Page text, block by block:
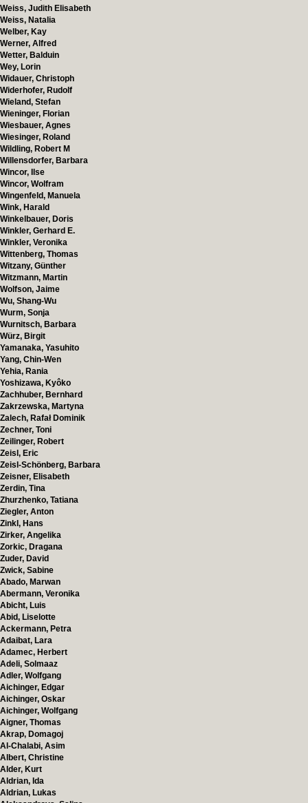
Weiss, Judith Elisabeth
Weiss, Natalia
Welber, Kay
Werner, Alfred
Wetter, Balduin
Wey, Lorin
Widauer, Christoph
Widerhofer, Rudolf
Wieland, Stefan
Wieninger, Florian
Wiesbauer, Agnes
Wiesinger, Roland
Wildling, Robert M
Willensdorfer, Barbara
Wincor, Ilse
Wincor, Wolfram
Wingenfeld, Manuela
Wink, Harald
Winkelbauer, Doris
Winkler, Gerhard E.
Winkler, Veronika
Wittenberg, Thomas
Witzany, Günther
Witzmann, Martin
Wolfson, Jaime
Wu, Shang-Wu
Wurm, Sonja
Wurnitsch, Barbara
Würz, Birgit
Yamanaka, Yasuhito
Yang, Chin-Wen
Yehia, Rania
Yoshizawa, Kyôko
Zachhuber, Bernhard
Zakrzewska, Martyna
Zalech, Rafał Dominik
Zechner, Toni
Zeilinger, Robert
Zeisl, Eric
Zeisl-Schönberg, Barbara
Zeisner, Elisabeth
Zerdin, Tina
Zhurzhenko, Tatiana
Ziegler, Anton
Zinkl, Hans
Zirker, Angelika
Zorkic, Dragana
Zuder, David
Zwick, Sabine
Abado, Marwan
Abermann, Veronika
Abicht, Luis
Abid, Liselotte
Ackermann, Petra
Adaibat, Lara
Adamec, Herbert
Adeli, Solmaaz
Adler, Wolfgang
Aichinger, Edgar
Aichinger, Oskar
Aichinger, Wolfgang
Aigner, Thomas
Akrap, Domagoj
Al-Chalabi, Asim
Albert, Christine
Alder, Kurt
Aldrian, Ida
Aldrian, Lukas